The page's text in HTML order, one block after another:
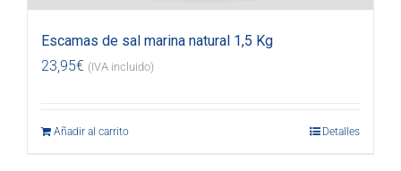
Escamas de sal marina natural 1,5 Kg
23,95€ (IVA incluido)
Añadir al carrito Detalles